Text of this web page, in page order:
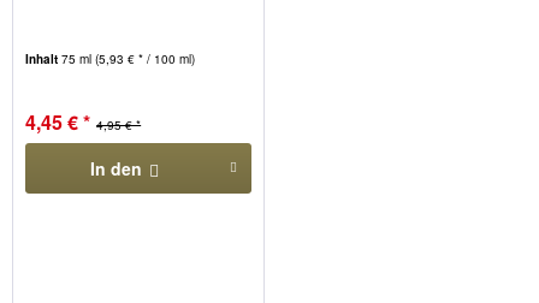
Inhalt75 ml(5,93 € * / 100 ml)
4,95 € *
4,45 € *
In den